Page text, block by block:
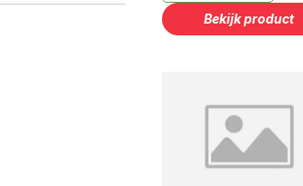
Bekijk product